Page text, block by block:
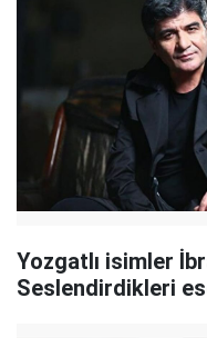
Yozgatlı isimler
Seslendirdikleri